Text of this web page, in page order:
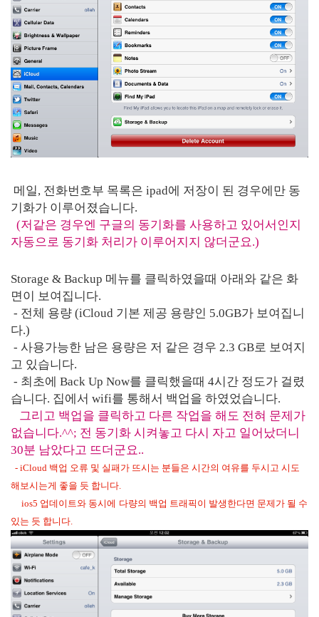
메일, 전화번호부 목록은 ipad에 저장이 된 경우에만 동
기화가 이루어졌습니다.
(저같은 경우엔 구글의 동기화를 사용하고 있어서인지
자동으로 동기화 처리가 이루어지지 않더군요.)
Storage & Backup 메뉴를 클릭하였을때 아래와 같은 화
면이 보여집니다.
- 전체 용량 (iCloud 기본 제공 용량인 5.0GB가 보여집니
다.)
- 사용가능한 남은 용량은 저 같은 경우 2.3 GB로 보여지
고 있습니다.
- 최초에 Back Up Now를 클릭했을때 4시간 정도가 걸렸
습니다. 집에서 wifi를 통해서 백업을 하였었습니다.
그리고 백업을 클릭하고 다른 작업을 해도 전혀 문제가
없습니다.^^; 전 동기화 시켜놓고 다시 자고 일어났더니
30분 남았다고 뜨더군요..
- iCloud 백업 오류 및 실패가 뜨시는 분들은 시간의 여유를 두시고 시도
해보시는게 좋을 듯 합니다.
ios5 업데이트와 동시에 다량의 백업 트래픽이 발생한다면 문제가 될 수
있는 듯 합니다.